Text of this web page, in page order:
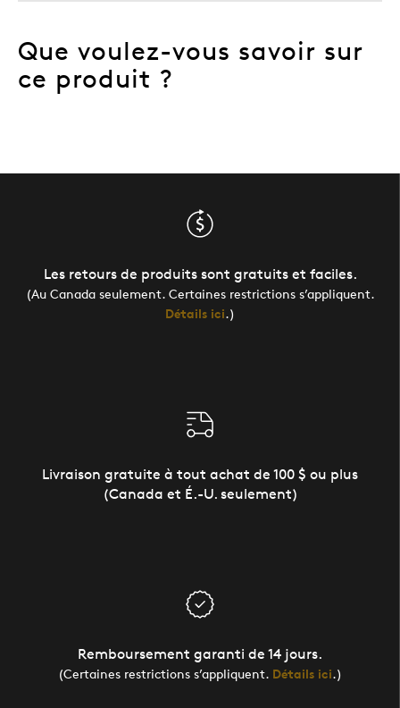
Que voulez-vous savoir sur
ce produit ?
Les retours de produits sont gratuits et faciles.
(Au Canada seulement. Certaines restrictions s’appliquent.
Détails ici.)
Livraison gratuite à tout achat de 100 $ ou plus
(Canada et É.-U. seulement)
Remboursement garanti de 14 jours.
(Certaines restrictions s’appliquent. Détails ici.)